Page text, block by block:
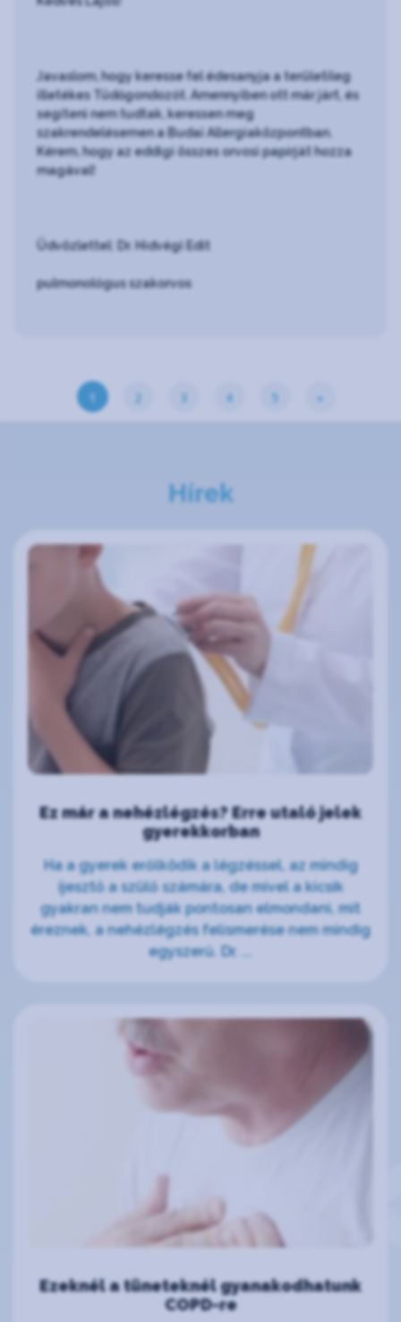
Javaslom, hogy keresse fel édesanyja a területileg
illetékes Tüdőgondozót. Amennyiben ott már járt, és
segíteni nem tudtak, keressen meg
szakrendelésemen a Budai Allergiaközpontban.
Kérem, hogy az eddigi összes orvosi papírját hozza
magával!
Üdvözlettel: Dr. Hidvégi Edit
pulmonológus szakorvos
1 2 3 4 5 »
Hírek
Ez már a nehézlégzés? Erre utaló jelek
gyerekkorban
Ha a gyerek erőlködik a légzéssel, az mindig
ijesztő a szülő számára, de mivel a kicsik
gyakran nem tudják pontosan elmondani, mit
éreznek, a nehézlégzés felismerése nem mindig
egyszerű. Dr. ...
Ezeknél a tüneteknél gyanakodhatunk
COPD-re